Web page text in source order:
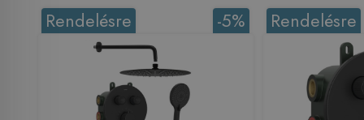
-5%
Rendelésre Rendelésre